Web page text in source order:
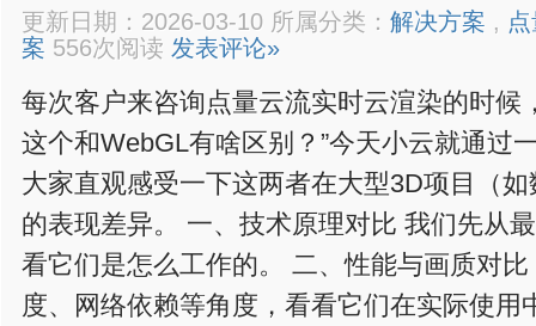
更新日期：2026-03-10 所属分类： 解决方案 ,
案 556次阅读 发表评论»
每次客户来咨询点量云流实时云渲染的时候
这个和WebGL有啥区别？”今天小云就通过
大家直观感受一下这两者在大型3D项目（
的表现差异。 一、技术原理对比 我们先从
看它们是怎么工作的。 二、性能与画质对
度、网络依赖等角度，看看它们在实际使